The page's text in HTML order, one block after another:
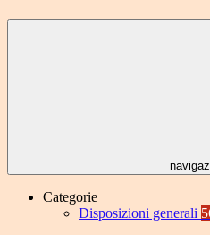
Categorie
Disposizioni generali